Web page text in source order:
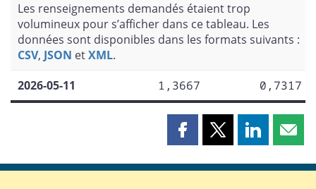
Les renseignements demandés étaient trop
volumineux pour s’afficher dans ce tableau. Les
données sont disponibles dans les formats suivants :
CSV, JSON etXML.
2026-05-11
1,3667 0,7317
Partager
page
Partager
page
Partager
page page